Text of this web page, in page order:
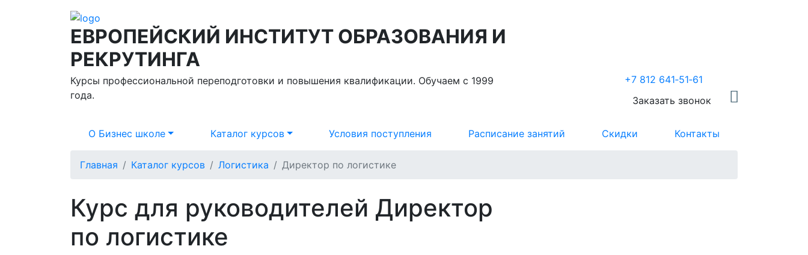
ЕВРОПЕЙСКИЙ ИНСТИТУТ ОБРАЗОВАНИЯ И
РЕКРУТИНГА
Курсы профессиональной переподготовки и повышения квалификации. Обучаем с 1999
года.
+7 812 641‑51‑61
Заказать звонок
О Бизнес школе Каталог курсов Условия поступления Расписание занятий Скидки Контакты
Главная Каталог курсов Логистика Директор по логистике
Курс для руководителей Директор
по логистике